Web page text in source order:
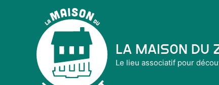
La Maison du
Le lieu associatif pour